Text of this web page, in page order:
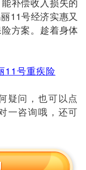
11号经济实惠又
方案。趁着身体
11号重疾险
疑问，也可以点
一咨询哦，还可